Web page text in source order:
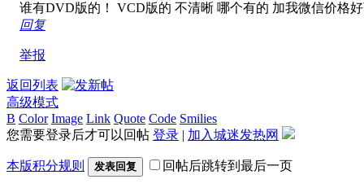
谁有DVD版的！ VCD版的 不清晰 哪个有的 加我微信价格
回复
举报
返回列表
高级模式
B Color Image Link Quote Code Smilies
您需要登录后才可以回帖 登录 | 加入城迷发热网
本版积分规则 发表回复 回帖后跳转到最后一页